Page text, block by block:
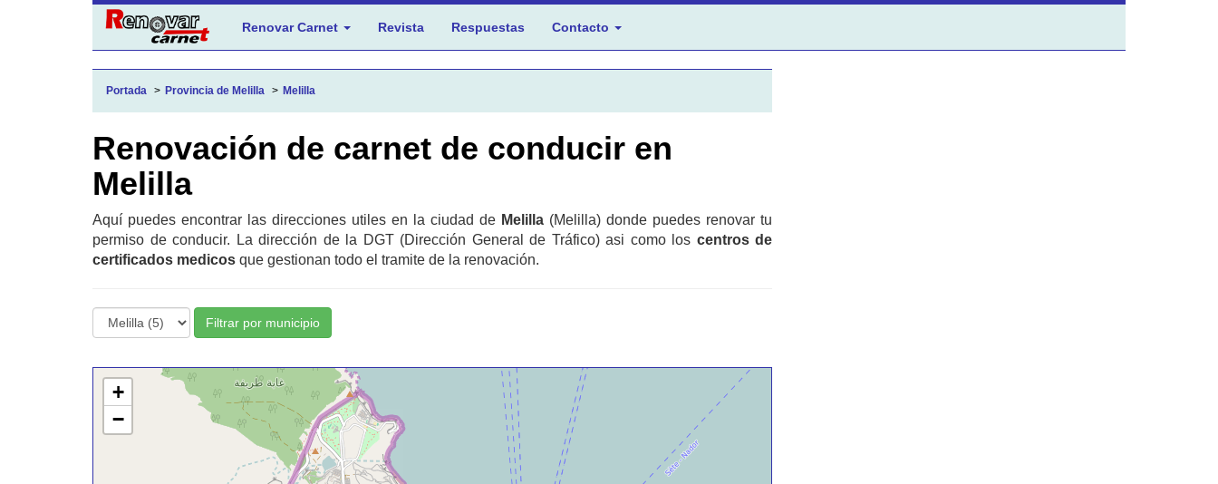
Renovar Carnet Revista Respuestas Contacto
Portada Provincia de Melilla Melilla
Renovación de carnet de conducir en
Melilla
Aquí puedes encontrar las direcciones utiles en la ciudad de Melilla (Melilla) donde puedes renovar tu
permiso de conducir. La dirección de la DGT (Dirección General de Tráfico) asi como los centros de
certificados medicos que gestionan todo el tramite de la renovación.
Filtrar por municipio
+
−